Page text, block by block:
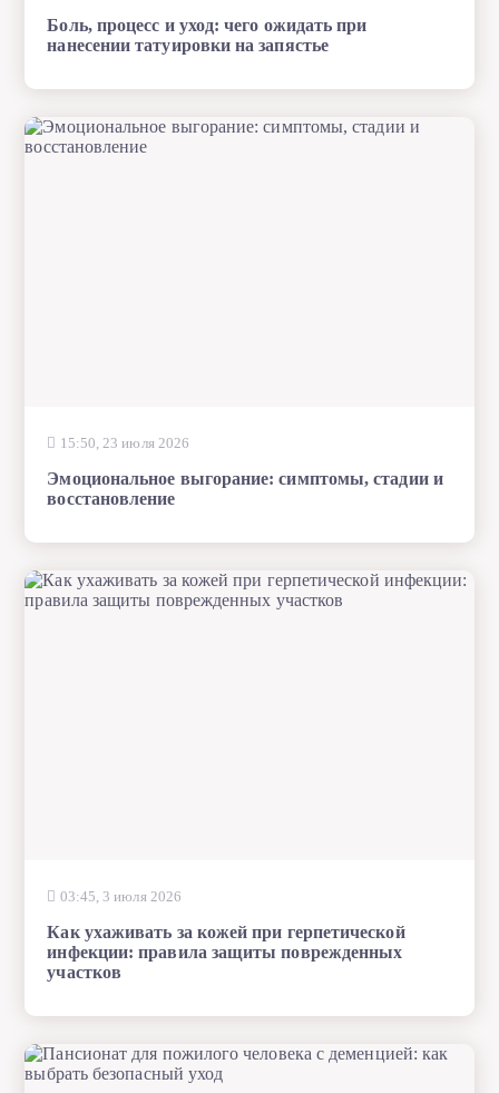
Боль, процесс и уход: чего ожидать при
нанесении татуировки на запястье
15:50, 23 июля 2026
Эмоциональное выгорание: симптомы, стадии и
восстановление
03:45, 3 июля 2026
Как ухаживать за кожей при герпетической
инфекции: правила защиты поврежденных
участков